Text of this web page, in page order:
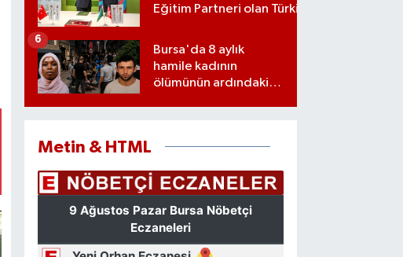
Eğitim Partneri olan Türkiye’deki ilk
Bursa'da 8 aylık
hamile kadının
ölümünün ardındaki
6
Metin & HTML